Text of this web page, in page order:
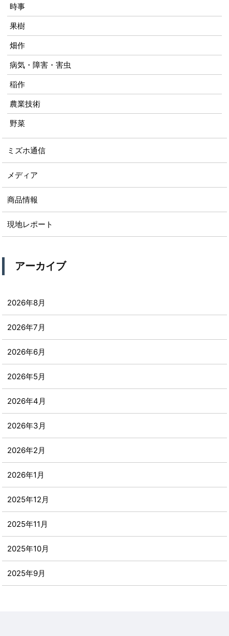
時事
果樹
畑作
病気・障害・害虫
稲作
農業技術
野菜
ミズホ通信
メディア
商品情報
現地レポート
アーカイブ
2026年8月
2026年7月
2026年6月
2026年5月
2026年4月
2026年3月
2026年2月
2026年1月
2025年12月
2025年11月
2025年10月
2025年9月